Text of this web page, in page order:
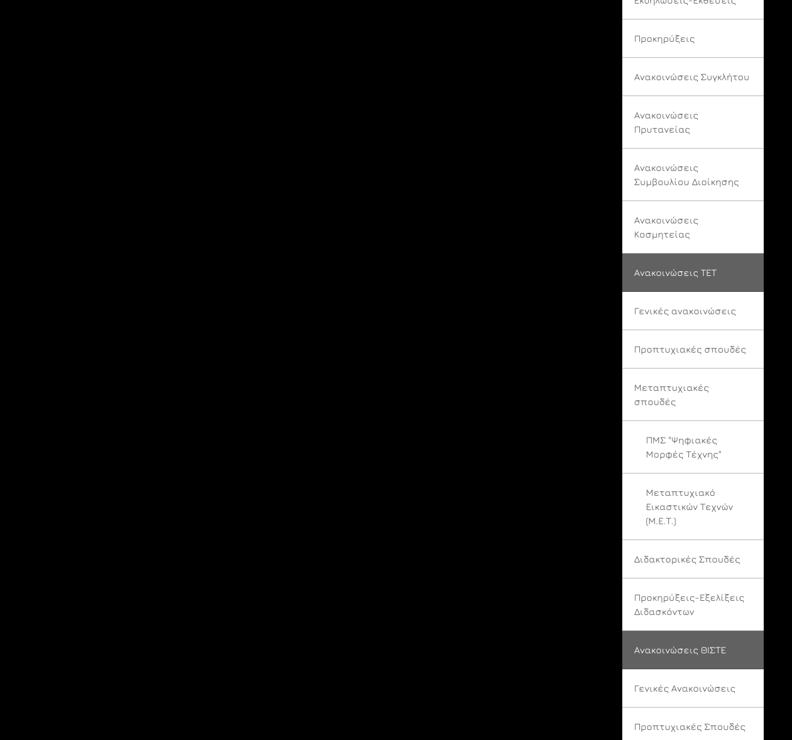
Προκηρύξεις
Ανακοινώσεις Συγκλήτου
Ανακοινώσεις
Πρυτανείας
Ανακοινώσεις
Συμβουλίου Διοίκησης
Ανακοινώσεις
Κοσμητείας
Ανακοινώσεις ΤΕΤ
Γενικές ανακοινώσεις
Προπτυχιακές σπουδές
Μεταπτυχιακές
σπουδές
ΠΜΣ "Ψηφιακές
Μορφές Τέχνης"
Μεταπτυχιακό
Εικαστικών Τεχνών
(Μ.Ε.Τ.)
Διδακτορικές Σπουδές
Προκηρύξεις-Εξελίξεις
Διδασκόντων
Ανακοινώσεις ΘΙΣΤΕ
Γενικές Ανακοινώσεις
Προπτυχιακές Σπουδές